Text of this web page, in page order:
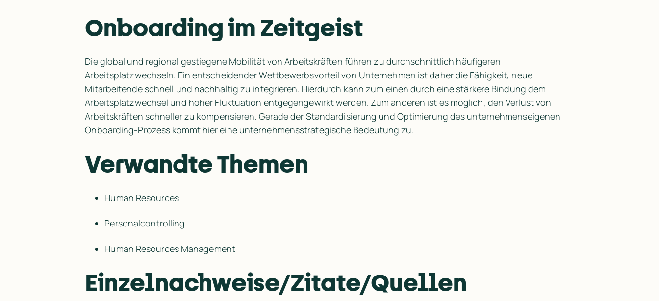
Onboarding im Zeitgeist
Die global und regional gestiegene Mobilität von Arbeitskräften führen zu durchschnittlich häufigeren
Arbeitsplatzwechseln. Ein entscheidender Wettbewerbsvorteil von Unternehmen ist daher die Fähigkeit, neue
Mitarbeitende schnell und nachhaltig zu integrieren. Hierdurch kann zum einen durch eine stärkere Bindung dem
Arbeitsplatzwechsel und hoher Fluktuation entgegengewirkt werden. Zum anderen ist es möglich, den Verlust von
Arbeitskräften schneller zu kompensieren. Gerade der Standardisierung und Optimierung des unternehmenseigenen
Onboarding-Prozess kommt hier eine unternehmensstrategische Bedeutung zu.
Verwandte Themen
Human Resources
Personalcontrolling
Human Resources Management
Einzelnachweise/Zitate/Quellen